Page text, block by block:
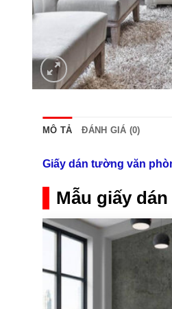
MÔ TẢ ĐÁNH GIÁ (0)
Giấy dán tường văn
Mẫu giấy